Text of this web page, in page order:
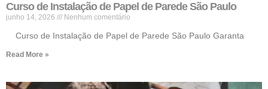
Curso de Instalação de Papel de Parede São Paulo
junho 14, 2026 Nenhum comentário
Curso de Instalação de Papel de Parede São Paulo Garanta
Read More »